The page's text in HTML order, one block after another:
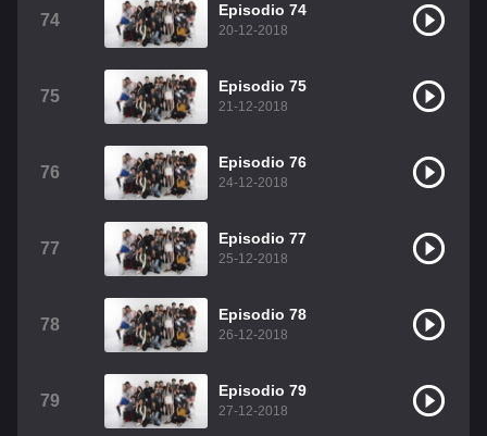
74
Episodio 74
20-12-2018
75
Episodio 75
21-12-2018
76
Episodio 76
24-12-2018
77
Episodio 77
25-12-2018
78
Episodio 78
26-12-2018
79
Episodio 79
27-12-2018